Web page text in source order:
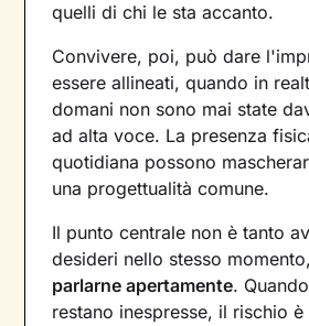
quelli di chi le sta accanto.
Convivere, poi, può dare
essere allineati, quando in
domani non sono mai state
ad alta voce. La presenza
quotidiana possono
una progettualità comune.
Il punto centrale non è tanto
desideri nello stesso
parlarne apertamente.
restano inespresse, il rischio